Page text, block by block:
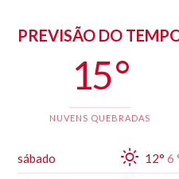
PREVISÃO DO
15 °
NUVENS QUEBRADAS
sábado 12° 6